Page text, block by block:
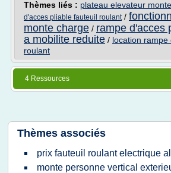
Thèmes liés : plateau elevateur
d'acces pliable fauteuil roulant/
monte charge / rampe d'acces
a mobilite reduite / location rampe
roulant
4 Ressources
Thèmes associés
prix fauteuil roulant electrique
monte personne vertical